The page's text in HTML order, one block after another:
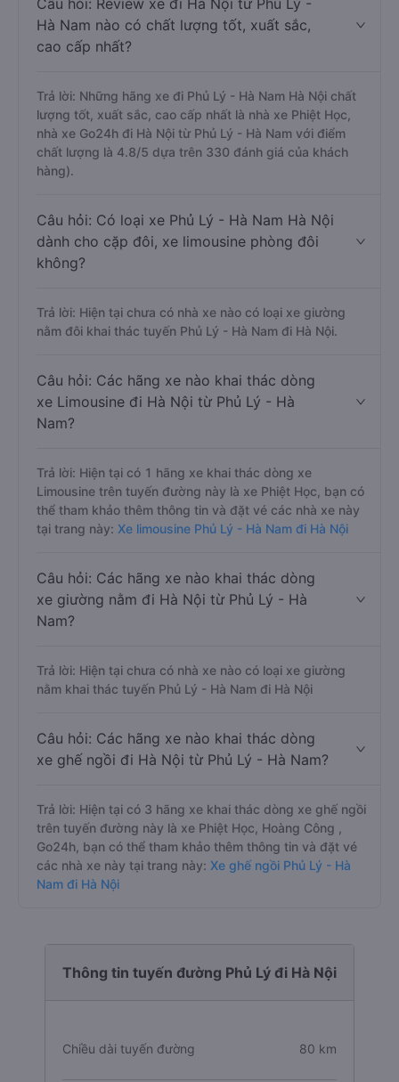
Câu hỏi: Review xe đi Hà Nội từ Phủ Lý -
Hà Nam nào có chất lượng tốt, xuất sắc,
cao cấp nhất?
Trả lời: Những hãng xe đi Phủ Lý - Hà Nam Hà Nội chất
lượng tốt, xuất sắc, cao cấp nhất là nhà xe Phiệt Học,
nhà xe Go24h đi Hà Nội từ Phủ Lý - Hà Nam với điểm
chất lượng là 4.8/5 dựa trên 330 đánh giá của khách
hàng).
Câu hỏi: Có loại xe Phủ Lý - Hà Nam Hà Nội
dành cho cặp đôi, xe limousine phòng đôi
không?
Trả lời: Hiện tại chưa có nhà xe nào có loại xe giường
nằm đôi khai thác tuyến Phủ Lý - Hà Nam đi Hà Nội.
Câu hỏi: Các hãng xe nào khai thác dòng
xe Limousine đi Hà Nội từ Phủ Lý - Hà
Nam?
Trả lời: Hiện tại có 1 hãng xe khai thác dòng xe
Limousine trên tuyến đường này là xe Phiệt Học, bạn có
thể tham khảo thêm thông tin và đặt vé các nhà xe này
tại trang này: Xe limousine Phủ Lý - Hà Nam đi Hà Nội
Câu hỏi: Các hãng xe nào khai thác dòng
xe giường nằm đi Hà Nội từ Phủ Lý - Hà
Nam?
Trả lời: Hiện tại chưa có nhà xe nào có loại xe giường
nằm khai thác tuyến Phủ Lý - Hà Nam đi Hà Nội
Câu hỏi: Các hãng xe nào khai thác dòng
xe ghế ngồi đi Hà Nội từ Phủ Lý - Hà Nam?
Trả lời: Hiện tại có 3 hãng xe khai thác dòng xe ghế ngồi
trên tuyến đường này là xe Phiệt Học, Hoàng Công ,
Go24h, bạn có thể tham khảo thêm thông tin và đặt vé
các nhà xe này tại trang này: Xe ghế ngồi Phủ Lý - Hà
Nam đi Hà Nội
Thông tin tuyến đường Phủ Lý đi Hà Nội
Chiều dài tuyến đường 80 km